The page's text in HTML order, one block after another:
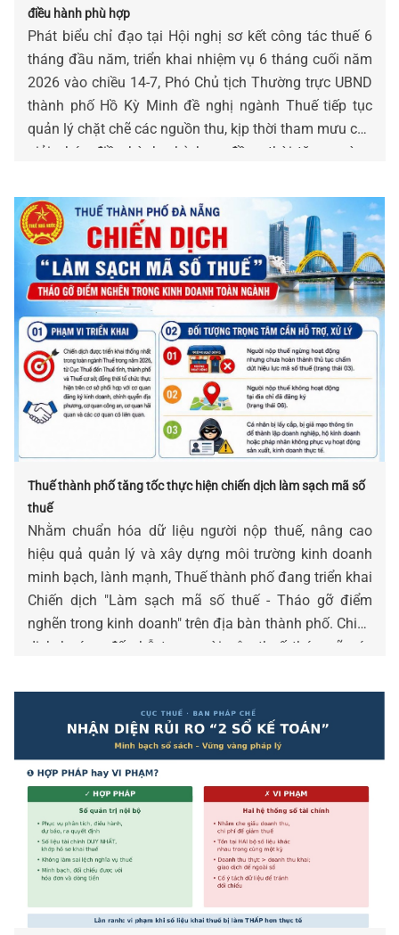
điều hành phù hợp
Phát biểu chỉ đạo tại Hội nghị sơ kết công tác thuế 6
tháng đầu năm, triển khai nhiệm vụ 6 tháng cuối năm
2026 vào chiều 14-7, Phó Chủ tịch Thường trực UBND
thành phố Hồ Kỳ Minh đề nghị ngành Thuế tiếp tục
quản lý chặt chẽ các nguồn thu, kịp thời tham mưu các
giải pháp điều hành phù hợp, đồng thời tăng cường
phần tạo nguồn thu bền vững cho ngân sách.
Thuế thành phố tăng tốc thực hiện chiến dịch làm sạch mã số
thuế
Nhằm chuẩn hóa dữ liệu người nộp thuế, nâng cao
hiệu quả quản lý và xây dựng môi trường kinh doanh
minh bạch, lành mạnh, Thuế thành phố đang triển khai
Chiến dịch "Làm sạch mã số thuế - Tháo gỡ điểm
nghẽn trong kinh doanh" trên địa bàn thành phố. Chiến
dịch hướng đến hỗ trợ người nộp thuế tháo gỡ các
tạo thuận lợi cho hoạt động sản xuất, kinh doanh.